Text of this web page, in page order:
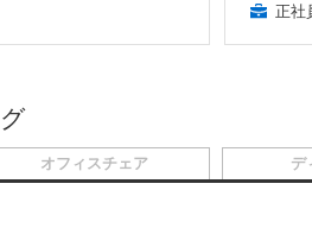
正社
オフィスチェア デ